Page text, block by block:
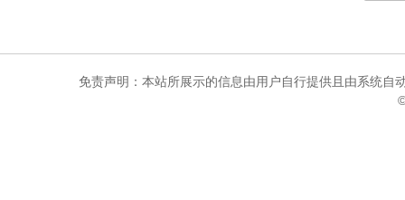
免责声明：本站所展示的信息由用户自行提供且由系统